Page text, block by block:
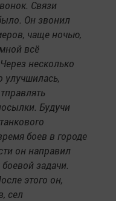
Связи
Он звонил
чаще ночью,
всё
несколько
улучшилась,
Будучи
боев в городе
он направил
задачи.
этого он,
сел